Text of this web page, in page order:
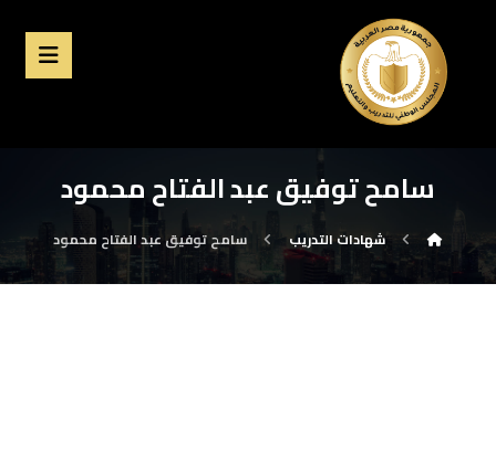
سامح توفيق عبد الفتاح محمود
شهادات التدريب سامح توفيق عبد الفتاح محمود